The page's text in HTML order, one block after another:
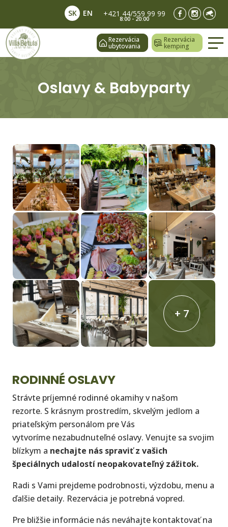
SK EN +421 44/559 99 99
8:00 - 20:00
Rezervácia
ubytovania
Rezervácia
kemping
Oslavy & Babyparty
+ 7
RODINNÉ OSLAVY
Strávte príjemné rodinné okamihy v našom
rezorte. S krásnym prostredím, skvelým jedlom a
priateľským personálom pre Vás
vytvoríme nezabudnuteľné oslavy. Venujte sa svojim
blízkym a nechajte nás spraviť z vašich
špeciálnych udalostí neopakovateľný zážitok.
Radi s Vami prejdeme podrobnosti, výzdobu, menu a
ďalšie detaily. Rezervácia je potrebná vopred.
Pre bližšie informácie nás neváhajte kontaktovať na